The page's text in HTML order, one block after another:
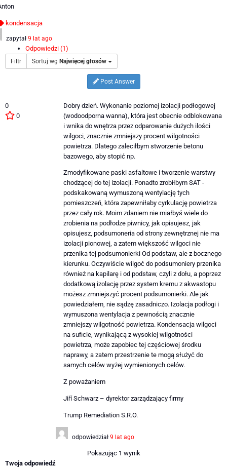
kondensacja
zapytał 9 lat ago
Odpowiedzi (1)
Filtr Sortuj wg Najwięcej głosów
Post Answer
0
0
Dobry dzień. Wykonanie poziomej izolacji podłogowej
(wodoodporna wanna), która jest obecnie odblokowana
i wnika do wnętrza przez odparowanie dużych ilości
wilgoci, znacznie zmniejszy procent wilgotności
powietrza. Dlatego zaleciłbym stworzenie betonu
bazowego, aby stopić np.
Zmodyfikowane paski asfaltowe i tworzenie warstwy
chodzącej do tej izolacji. Ponadto zrobiłbym SAT -
podskakowaną wymuszoną wentylację tych
pomieszczeń, która zapewniłaby cyrkulację powietrza
przez cały rok. Moim zdaniem nie miałbyś wiele do
zrobienia na podłodze piwnicy, jak opisujesz, jak
opisujesz, podsumoneria od strony zewnętrznej nie ma
izolacji pionowej, a zatem większość wilgoci nie
przenika tej podsumonierki Od podstaw, ale z bocznego
kierunku. Oczywiście wilgoć do podsumoniery przenika
również na kapilarę i od podstaw, czyli z dołu, a poprzez
dodatkową izolację przez system kremu z akwastopu
możesz zmniejszyć procent podsumonierki. Ale jak
powiedziałem, nie sądzę zasadniczo. Izolacja podłogi i
wymuszona wentylacja z pewnością znacznie
zmniejszy wilgotność powietrza. Kondensacja wilgoci
na suficie, wynikającą z wysokiej wilgotności
powietrza, może zapobiec tej częściowej środku
naprawy, a zatem przestrzenie te mogą służyć do
samych celów wyżej wymienionych celów.
Z poważaniem
Jiří Schwarz – dyrektor zarządzający firmy
Trump Remediation S.R.O.
odpowiedział 9 lat ago
Pokazując 1 wynik
Twoja odpowiedź